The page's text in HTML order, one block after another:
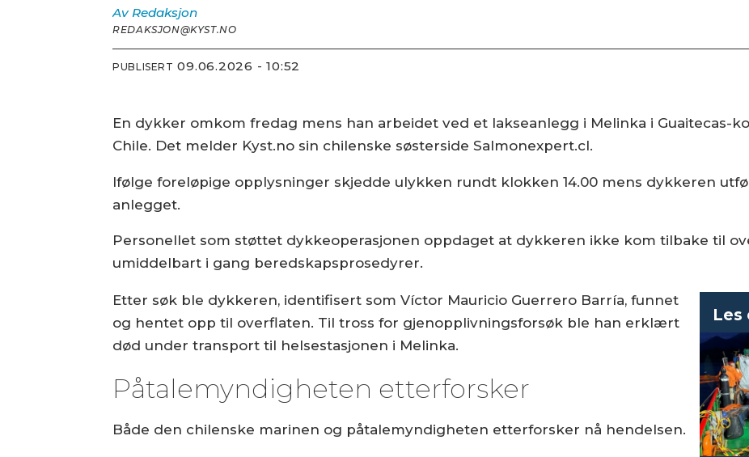
Av Redaksjon
REDAKSJON@KYST.NO
PUBLISERT 09.06.2026 - 10:52
En dykker omkom fredag mens han arbeidet ved et lakseanlegg i Melinka i Guaitecas-
Chile. Det melder Kyst.no sin chilenske søsterside Salmonexpert.cl.
Ifølge foreløpige opplysninger skjedde ulykken rundt klokken 14.00 mens dykkeren
anlegget.
Personellet som støttet dykkeoperasjonen oppdaget at dykkeren ikke kom tilbake til
umiddelbart i gang beredskapsprosedyrer.
Les
Etter søk ble dykkeren, identifisert som Víctor Mauricio Guerrero Barría, funnet
og hentet opp til overflaten. Til tross for gjenopplivningsforsøk ble han erklært
død under transport til helsestasjonen i Melinka.
Påtalemyndigheten etterforsker
Både den chilenske marinen og påtalemyndigheten etterforsker nå hendelsen.